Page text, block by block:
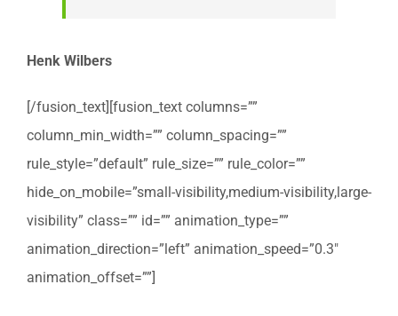
Henk Wilbers
[/fusion_text][fusion_text columns=””
column_min_width=”” column_spacing=””
rule_style=”default” rule_size=”” rule_color=””
hide_on_mobile=”small-visibility,medium-visibility,large-
visibility” class=”” id=”” animation_type=””
animation_direction=”left” animation_speed=”0.3″
animation_offset=””]